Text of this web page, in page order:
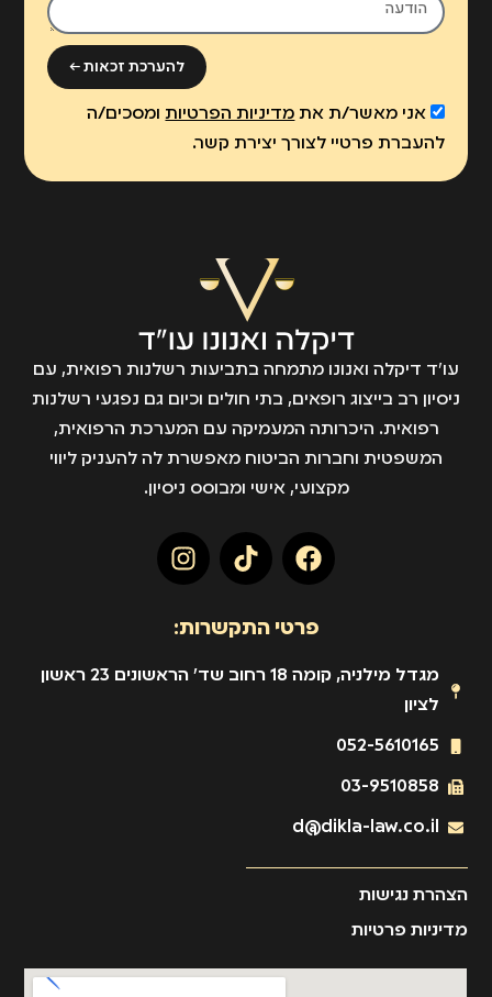
אני מאשר/ת את מדיניות הפרטיותומסכים/ה
להעברת פרטיי לצורך יצירת קשר.
להערכת זכאות ←
עו״ד דיקלה ואנונו מתמחה בתביעות רשלנות רפואית, עם
ניסיון רב בייצוג רופאים, בתי חולים וכיום גם נפגעי רשלנות
רפואית. היכרותה המעמיקה עם המערכת הרפואית,
המשפטית וחברות הביטוח מאפשרת לה להעניק ליווי
מקצועי, אישי ומבוסס ניסיון.
פרטי התקשרות:
מגדל מילניה, קומה 18 רחוב שד' הראשונים 23 ראשון
לציון
052-5610165
03-9510858
d@dikla-law.co.il
הצהרת נגישות
מדיניות פרטיות